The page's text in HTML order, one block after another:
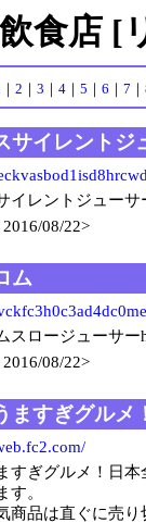
食店 [
｜ 2 ｜ 3 ｜ 4 ｜ 5 ｜ 6 ｜ 7 ｜
サイレントジ
イレントジュー
08/22>
ム
スロージューサ
08/22>
ますぎグルメ
すぎグルメ！日
す。
商品は直ぐに売